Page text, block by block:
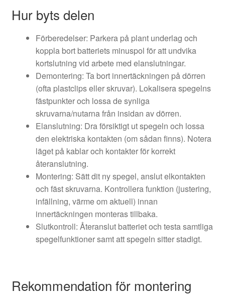
Hur byts delen
Förberedelser: Parkera på plant underlag och
koppla bort batteriets minuspol för att undvika
kortslutning vid arbete med elanslutningar.
Demontering: Ta bort innertäckningen på dörren
(ofta plastclips eller skruvar). Lokalisera spegelns
fästpunkter och lossa de synliga
skruvarna/nutarna från insidan av dörren.
Elanslutning: Dra försiktigt ut spegeln och lossa
den elektriska kontakten (om sådan finns). Notera
läget på kablar och kontakter för korrekt
återanslutning.
Montering: Sätt dit ny spegel, anslut elkontakten
och fäst skruvarna. Kontrollera funktion (justering,
infällning, värme om aktuell) innan
innertäckningen monteras tillbaka.
Slutkontroll: Återanslut batteriet och testa samtliga
spegelfunktioner samt att spegeln sitter stadigt.
Rekommendation för montering